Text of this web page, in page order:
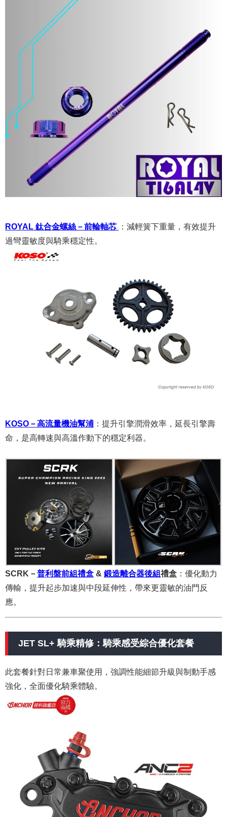
ROYAL 鈦合金螺絲－前輪軸芯 ： 減輕簧下重量，有效提升
過彎靈敏度與騎乘穩定性。
KOSO－高流量機油幫浦 ： 提升引擎潤滑效率，延長引擎壽
命，是高轉速與高溫作動下的穩定利器。
SCRK－普利盤前組禮盒 & 鍛造離合器後組禮盒 ： 優化動力
傳輸，提升起步加速與中段延伸性，帶來更靈敏的油門反
應。
JET SL+ 騎乘精修：騎乘感受綜合優化套餐
此套餐針對日常兼車聚使用，強調性能細節升級與制動手感
強化，全面優化騎乘體驗。